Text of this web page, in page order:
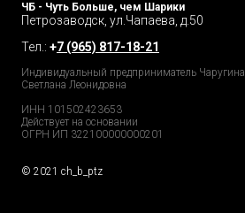
ЧБ - Чуть Больше, чем Шарики
Петрозаводск, ул.Чапаева, д.50
Тел.: +7 (965) 817-18-21
Индивидуальный предприниматель Чаругина
Светлана Леонидовна
ИНН 101502423653
Действует на основании
ОГРН ИП 322100000000201
© 2021 ch_b_ptz